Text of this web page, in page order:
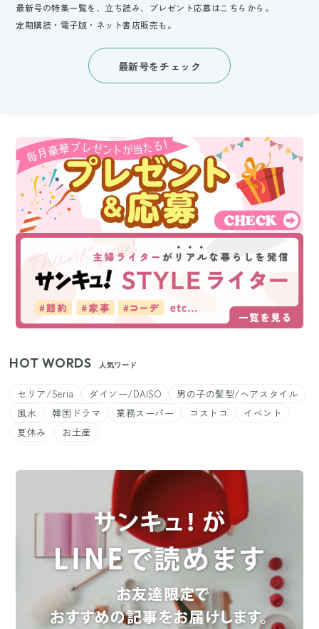
最新号の特集一覧を、立ち読み、プレゼント応募はこちらから。
定期購読・電子版・ネット書店販売も。
最新号をチェック
HOT WORDS 人気ワード
セリア/Seria ダイソー/DAISO
男の子の髪型/ヘアスタイル
風水
韓国ドラマ 業務スーパー コストコ
イベント
夏休み
お土産